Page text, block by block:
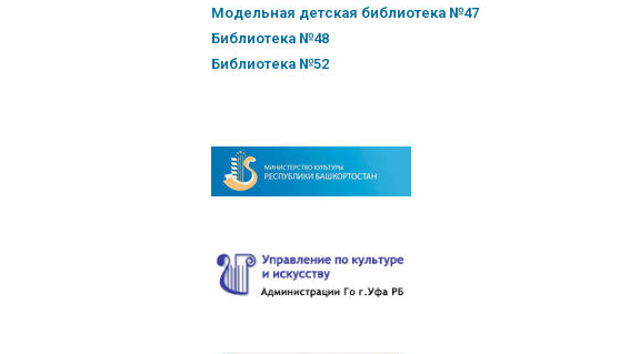
Модельная детская библиотека №47
Библиотека №48
Библиотека №52